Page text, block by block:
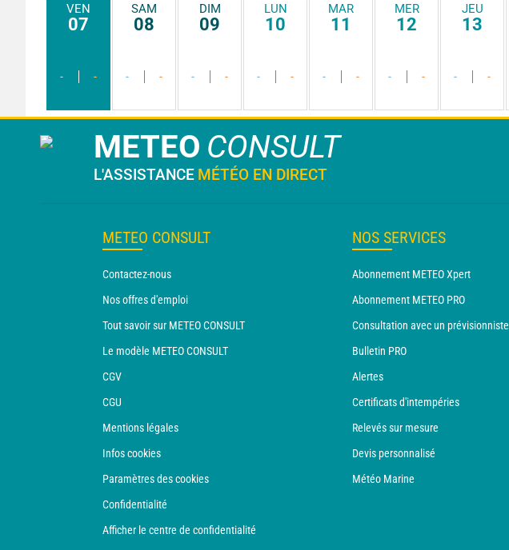
VEN
07
- -
SAM
08
- -
DIM
09
- -
LUN
10
- -
MAR
11
- -
MER
12
- -
JEU
13
- -
METEO CONSULT
L'ASSISTANCE MÉTÉO EN DIRECT
METEO CONSULT
Contactez-nous
Nos offres d'emploi
Tout savoir sur METEO CONSULT
Le modèle METEO CONSULT
CGV
CGU
Mentions légales
Infos cookies
Paramètres des cookies
Confidentialité
Afficher le centre de confidentialité
NOS SERVICES
Abonnement METEO Xpert
Abonnement METEO PRO
Consultation avec un prévisionniste
Bulletin PRO
Alertes
Certificats d'intempéries
Relevés sur mesure
Devis personnalisé
Météo Marine